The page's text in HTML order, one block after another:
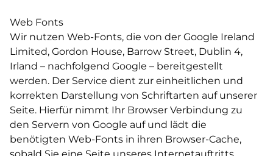
PRAXIS/TEAM
Web Fonts
Wir nutzen Web-Fonts, die von der Google Ireland
Limited, Gordon House, Barrow Street, Dublin 4,
Irland – nachfolgend Google – bereitgestellt
werden. Der Service dient zur einheitlichen und
korrekten Darstellung von Schriftarten auf unserer
Seite. Hierfür nimmt Ihr Browser Verbindung zu
den Servern von Google auf und lädt die
benötigten Web-Fonts in ihren Browser-Cache,